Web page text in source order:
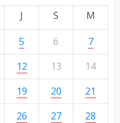
J S
M
5 6
7
12 13
14
19 20
21
26 27
28